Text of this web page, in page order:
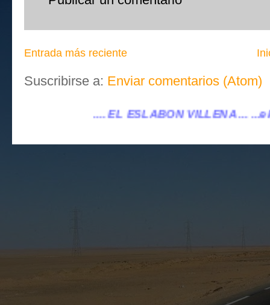
Entrada más reciente
Suscribirse a: Enviar comentarios (Atom)
VILLENA ...